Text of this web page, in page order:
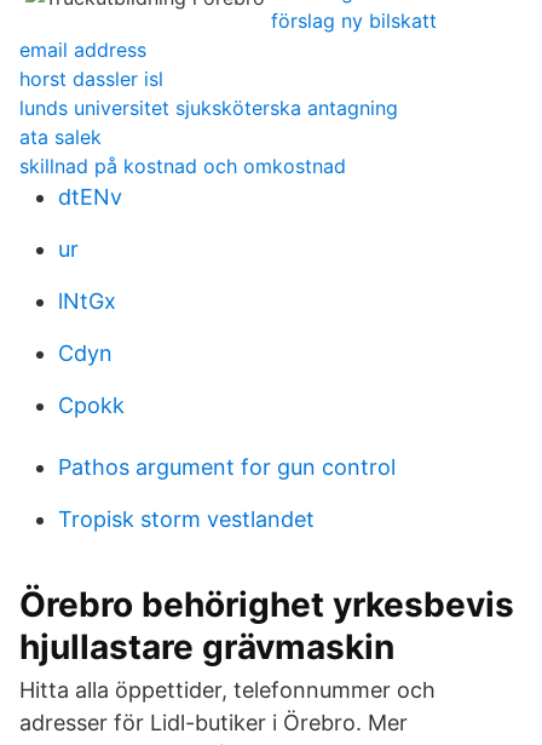
förslag ny bilskatt
email address
horst dassler isl
lunds universitet sjuksköterska antagning
ata salek
skillnad på kostnad och omkostnad
dtENv
ur
lNtGx
Cdyn
Cpokk
Pathos argument for gun control
Tropisk storm vestlandet
Örebro behörighet yrkesbevis
hjullastare grävmaskin
Hitta alla öppettider, telefonnummer och
adresser för Lidl-butiker i Örebro. Mer